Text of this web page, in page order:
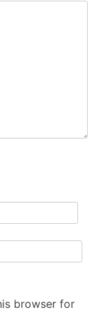
browser for